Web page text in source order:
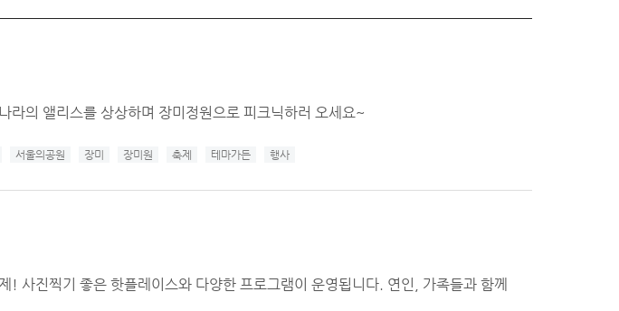
라의 앨리스를 상상하며 장미정원으로 피크닉하러 오세요~
서울의공원 장미 장미원 축제 테마가든 행사
! 사진찍기 좋은 핫플레이스와 다양한 프로그램이 운영됩니다. 연인, 가족들과 함께